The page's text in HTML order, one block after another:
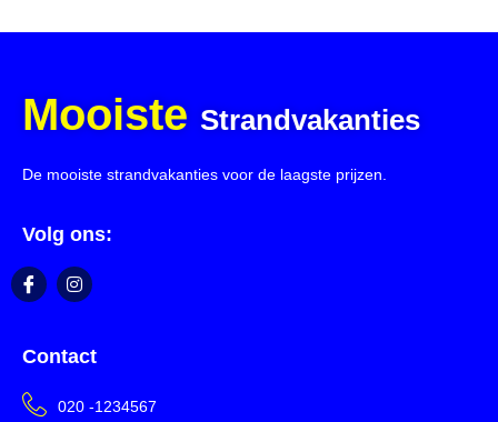
Mooiste Strandvakanties
De mooiste strandvakanties voor de laagste prijzen.
Volg ons:
Contact
020 -1234567